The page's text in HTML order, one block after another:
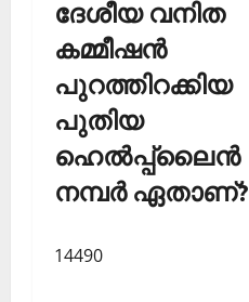
ദേശീയ വനിത
കമ്മീഷന്‍
പുറത്തിറക്കിയ
പുതിയ
ഹെല്‍പ്പ്‌ലൈന്‍
നമ്പര്‍ ഏതാണ്?
14490